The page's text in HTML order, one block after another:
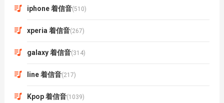
iphone 着信音(510)
xperia 着信音(267)
galaxy 着信音(314)
line 着信音(217)
Kpop 着信音(1039)